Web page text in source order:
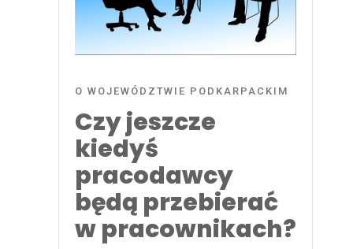
O WOJEWÓDZTWIE PODKARPACKIM
Czy jeszcze
kiedyś
pracodawcy
będą przebierać
w pracownikach?